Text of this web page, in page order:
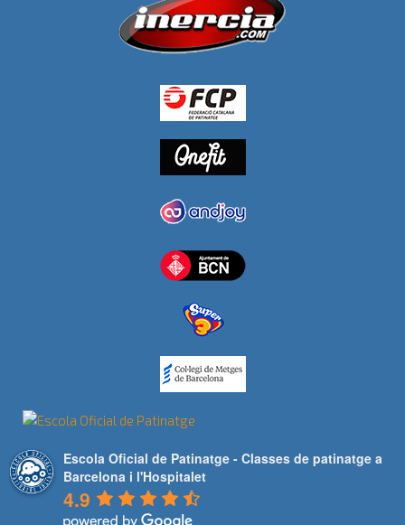
Escola Oficial de Patinatge - Classes de patinatge a
Barcelona i l'Hospitalet
4.9